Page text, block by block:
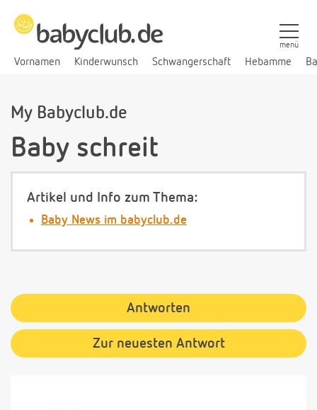
Vornamen Kinderwunsch Schwangerschaft Hebamme
menü
My Babyclub.de
Baby schreit
Artikel und Info zum Thema:
Baby News im babyclub.de
Antworten
Zur neuesten Antwort